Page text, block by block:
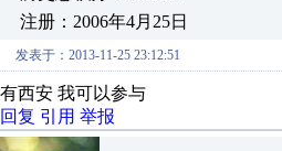
注册：2006年4月25日
发表于：2013-11-25 23:12:51
有西安 我可以参与
回复 引用 举报